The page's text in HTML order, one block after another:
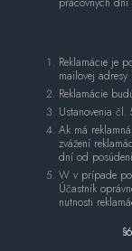
Reklamácie je
mailovej adresy
Reklamácie
Ustanovenia čl.
Ak má
zvážení
dní od
W v prípade
Účastník
nutnosti